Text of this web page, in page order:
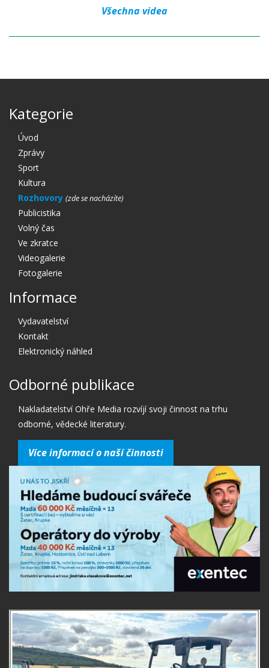
Všechna videa
Kategorie
Úvod
Zprávy
Sport
Kultura
Rozhovory
Publicistika
Volný čas
Ve zkratce
Videogalerie
Fotogalerie
Informace
Vydavatelství
Kontakt
Elektronický náhled
Odborné publikace
Nakladatelství Ohře Media rozvíjí svoji činnost na trhu
odborné, vědecké literatury.
Více informací o naší činnosti